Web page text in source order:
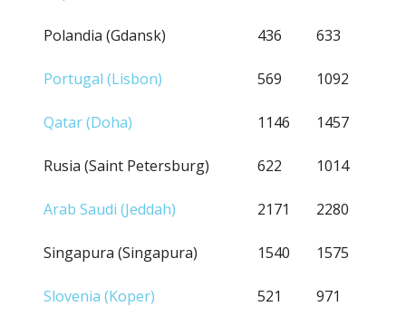
Polandia (Gdansk) 436 633
Portugal (Lisbon) 569 1092
Qatar (Doha) 1146 1457
Rusia (Saint Petersburg) 622 1014
Arab Saudi (Jeddah) 2171 2280
Singapura (Singapura) 1540 1575
Slovenia (Koper) 521 971